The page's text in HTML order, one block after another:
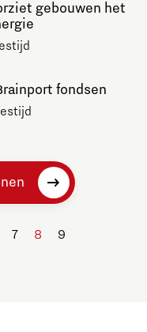
gebouwen het
fondsen
7 8 9